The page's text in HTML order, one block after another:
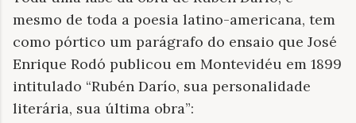
mesmo de toda a poesia latino-americana, tem
como pórtico um parágrafo do ensaio que José
Enrique Rodó publicou em Montevidéu em 1899
intitulado “Rubén Darío, sua personalidade
literária, sua última obra”: